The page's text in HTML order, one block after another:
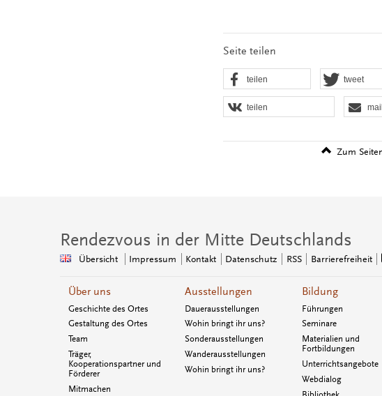
Seite teilen
teilen tweet
teilen mail
Zum
Rendezvous in der Mitte Deutschlands
Übersicht Impressum Kontakt Datenschutz RSS Barrierefreiheit
Über uns
Geschichte des Ortes
Gestaltung des Ortes
Team
Träger,
Kooperationspartner und
Förderer
Mitmachen
Ausstellungen
Dauerausstellungen
Wohin bringt ihr uns?
Sonderausstellungen
Wanderausstellungen
Wohin bringt ihr uns?
Bildung
Führungen
Seminare
Materialien und
Fortbildungen
Unterrichtsangebote
Webdialog